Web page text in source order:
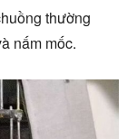
thường
nấm mốc.